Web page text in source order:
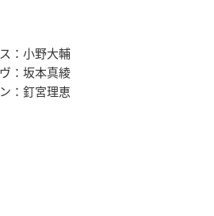
：小野大輔
：坂本真綾
：釘宮理恵